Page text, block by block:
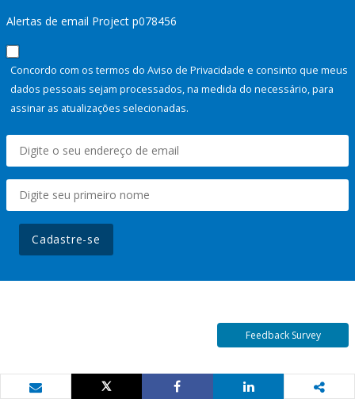
Alertas de email Project p078456
Concordo com os termos do Aviso de Privacidade e consinto que meus
dados pessoais sejam processados, na medida do necessário, para
assinar as atualizações selecionadas.
Cadastre-se
Feedback Survey